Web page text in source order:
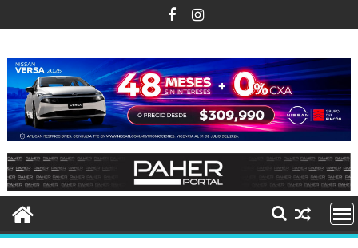
al